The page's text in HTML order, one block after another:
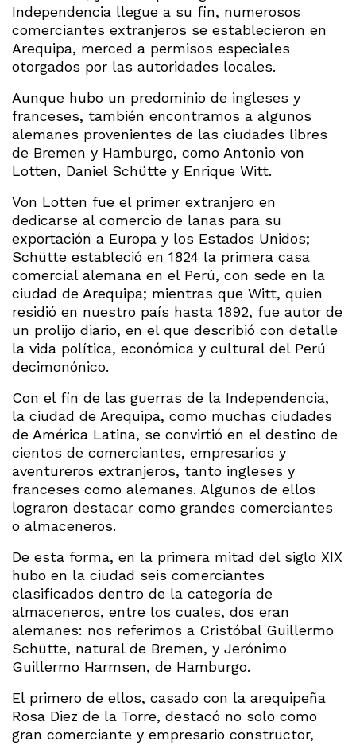
Independencia llegue a su fin, numerosos
comerciantes extranjeros se establecieron en
Arequipa, merced a permisos especiales
otorgados por las autoridades locales.
Aunque hubo un predominio de ingleses y
franceses, también encontramos a algunos
alemanes provenientes de las ciudades libres
de Bremen y Hamburgo, como Antonio von
Lotten, Daniel Schütte y Enrique Witt.
Von Lotten fue el primer extranjero en
dedicarse al comercio de lanas para su
exportación a Europa y los Estados Unidos;
Schütte estableció en 1824 la primera casa
comercial alemana en el Perú, con sede en la
ciudad de Arequipa; mientras que Witt, quien
residió en nuestro país hasta 1892, fue autor de
un prolijo diario, en el que describió con detalle
la vida política, económica y cultural del Perú
decimonónico.
Con el fin de las guerras de la Independencia,
la ciudad de Arequipa, como muchas ciudades
de América Latina, se convirtió en el destino de
cientos de comerciantes, empresarios y
aventureros extranjeros, tanto ingleses y
franceses como alemanes. Algunos de ellos
lograron destacar como grandes comerciantes
o almaceneros.
De esta forma, en la primera mitad del siglo XIX
hubo en la ciudad seis comerciantes
clasificados dentro de la categoría de
almaceneros, entre los cuales, dos eran
alemanes: nos referimos a Cristóbal Guillermo
Schütte, natural de Bremen, y Jerónimo
Guillermo Harmsen, de Hamburgo.
El primero de ellos, casado con la arequipeña
Rosa Diez de la Torre, destacó no solo como
gran comerciante y empresario constructor,